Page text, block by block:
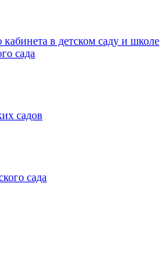
в детском саду и школе
сада
садов
сада